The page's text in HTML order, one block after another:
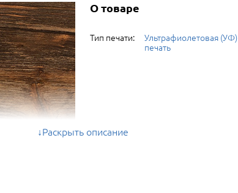
О товаре
Тип печати:
Ультрафиолетовая (УФ)
печать
Раскрыть описание